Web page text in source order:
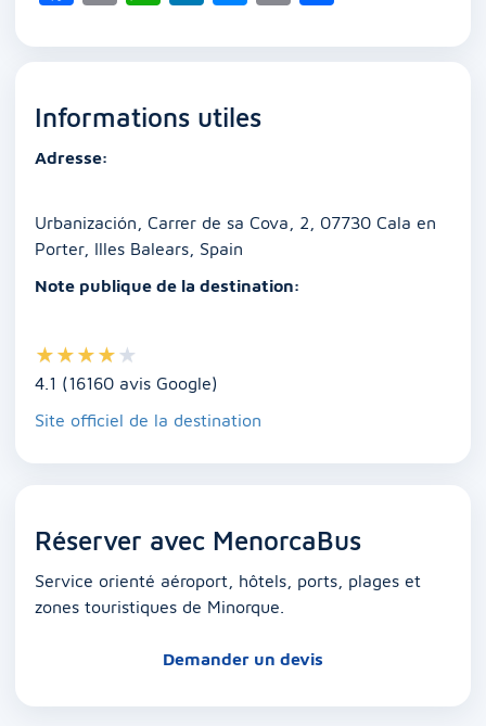
c
b
o
k
ai at
A
k
dI
ss
n
p ta
Informations utiles
Adresse:
Urbanización, Carrer de sa Cova, 2, 07730 Cala en
Porter, Illes Balears, Spain
Note publique de la destination:
★★★★ ★
4.1 (16160 avis Google)
Site officiel de la destination
Réserver avec MenorcaBus
Service orienté aéroport, hôtels, ports, plages et
zones touristiques de Minorque.
Demander un devis